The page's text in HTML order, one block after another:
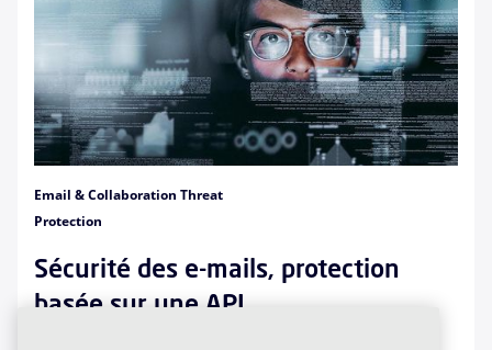
Email & Collaboration Threat
Protection
Sécurité des e-mails, protection
basée sur une API